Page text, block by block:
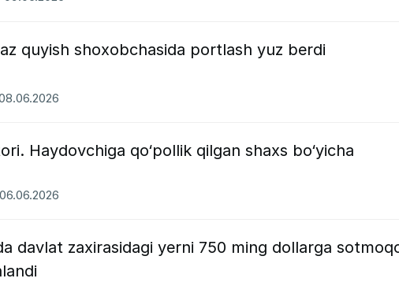
quyish shoxobchasida portlash yuz berdi
Haydovchiga qo‘pollik qilgan shaxs bo‘yicha
davlat zaxirasidagi yerni 750 ming dollarga